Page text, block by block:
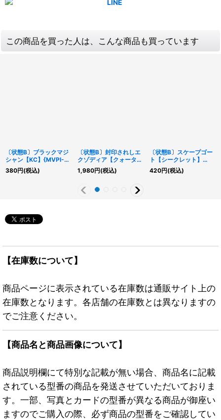
この商品を買った人は、こんな商品も買っています
〔状態B〕ブラックマジ
シャン【KC】{MVPI-
JP001}《モンスター》
380円(税込)
〔状態B〕封印されしエ
クゾディア【クォーター
センチュリーシークレッ
ト】{TDPP-JP009}
1,980円(税込)
〔状態B〕スケープゴー
ト【シークレット】
{BE01-JP209}《魔法》
420円(税込)
【在庫数について】
商品ページに表示されている在庫数は通販サイト上の
在庫数となります。各店舗の在庫数とは異なりますの
でご注意ください。
【商品名と商品画像について】
商品説明欄にて特別な記載が無い場合、商品名に記載
されている型番の商品を発送させていただいておりま
す。一部、写真とカードの型番が異なる商品が御座い
ますのでご購入の際、必ず商品の型番をご確認してい